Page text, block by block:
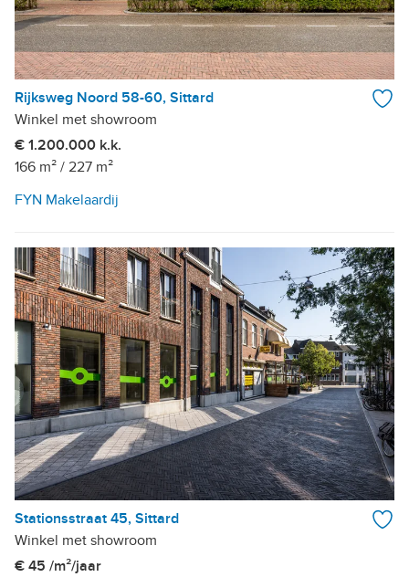
Rijksweg Noord 58-60, Sittard
Winkel met showroom
€ 1.200.000 k.k.
166 m² / 227 m²
FYN Makelaardij
Stationsstraat 45, Sittard
Winkel met showroom
€ 45 /m²/jaar